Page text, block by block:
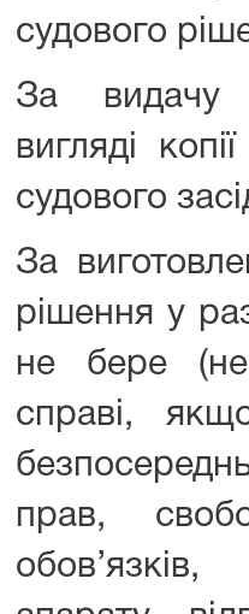
судового
За видачу
вигляді
судового
За
рішення у
не бере
справі,
прав,